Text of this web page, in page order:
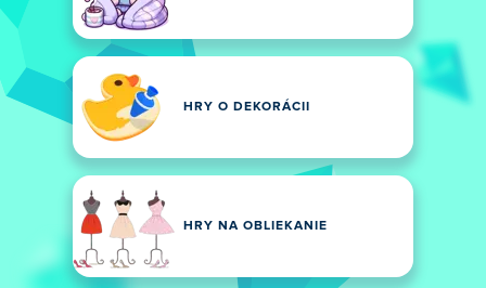
HRY O DEKORÁCII
HRY NA OBLIEKANIE